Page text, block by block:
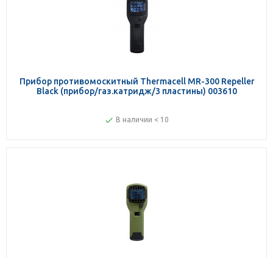
Прибор противомоскитный Thermacell MR-300 Repeller
Black (прибор/газ.катридж/3 пластины) 003610
В наличии < 10